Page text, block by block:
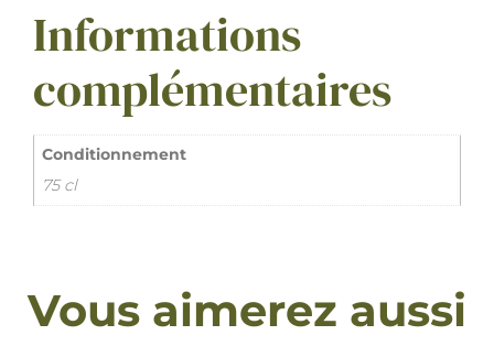
Informations
complémentaires
Conditionnement
75 cl
Vous aimerez aussi